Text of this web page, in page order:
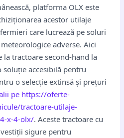
platforma OLX este
acestor utilaje
care lucrează pe soluri
adverse. Aici
la tractoare second-hand la
accesibilă pentru
o selecție extinsă și prețuri
pe https://oferte-
tractoare-utilaje-
x-4-olx/. Aceste tractoare cu
sigure pentru